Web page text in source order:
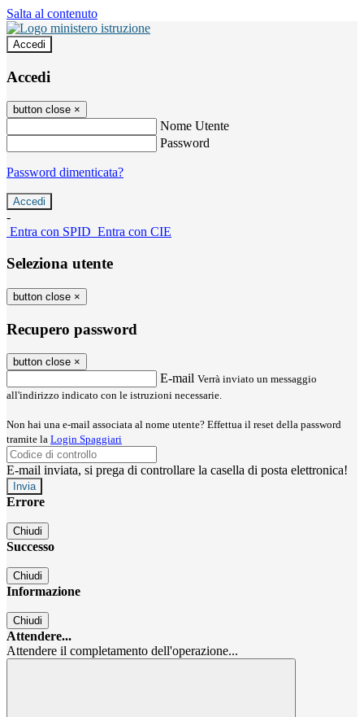
Salta al contenuto
Accedi
Accedi
button close ×
Nome Utente
Password
Password dimenticata?
-
Entra con SPID Entra con CIE
Seleziona utente
button close ×
Recupero password
button close ×
E-mail Verrà inviato un messaggio
all'indirizzo indicato con le istruzioni necessarie.
Non hai una e-mail associata al nome utente? Effettua il reset della password
tramite la Login Spaggiari
E-mail inviata, si prega di controllare la casella di posta elettronica!
Errore
Chiudi
Successo
Chiudi
Informazione
Chiudi
Attendere...
Attendere il completamento dell'operazione...